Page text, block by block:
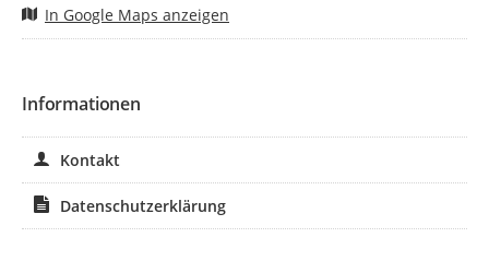
In Google Maps anzeigen
Informationen
Kontakt
Datenschutzerklärung